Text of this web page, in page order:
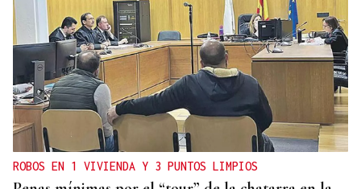
ROBOS EN 1 VIVIENDA Y 3 PUNTOS LIMPIOS